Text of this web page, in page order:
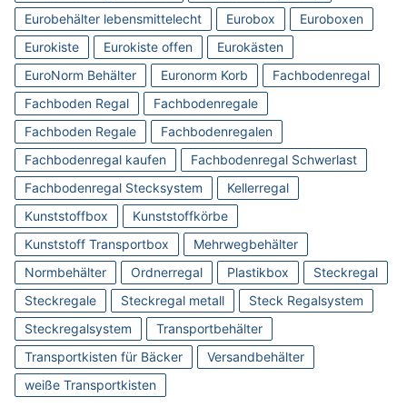
Eurobehälter lebensmittelecht
Eurobox
Euroboxen
Eurokiste
Eurokiste offen
Eurokästen
EuroNorm Behälter
Euronorm Korb
Fachbodenregal
Fachboden Regal
Fachbodenregale
Fachboden Regale
Fachbodenregalen
Fachbodenregal kaufen
Fachbodenregal Schwerlast
Fachbodenregal Stecksystem
Kellerregal
Kunststoffbox
Kunststoffkörbe
Kunststoff Transportbox
Mehrwegbehälter
Normbehälter
Ordnerregal Plastikbox
Steckregal
Steckregale
Steckregal metall
Steck Regalsystem
Steckregalsystem
Transportbehälter
Transportkisten für Bäcker
Versandbehälter
weiße Transportkisten